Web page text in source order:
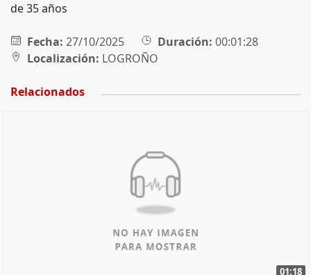
de 35 años
Fecha: 27/10/2025 Duración: 00:01:28
Localización: LOGROÑO
Relacionados
01:18